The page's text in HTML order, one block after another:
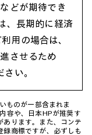
どが期待でき
、長期的に経済
用の場合は、
させるため
い。
ものが一部含まれま
容や、日本HPが推奨す
あります。また、コンテ
録商標ですが、必ずしも